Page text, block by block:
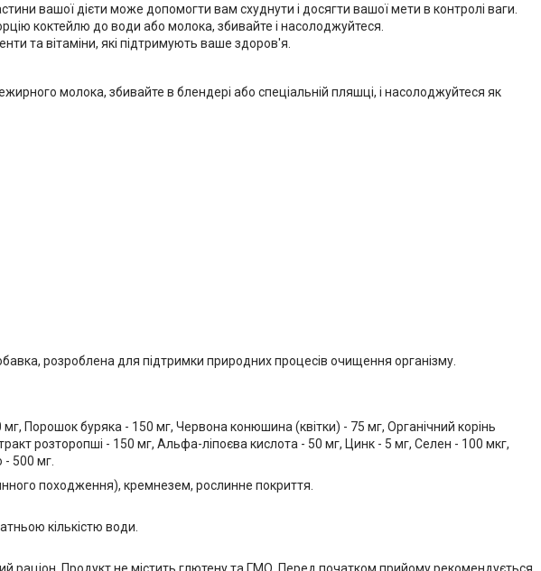
вашої дієти може допомогти вам схуднути і досягти вашої мети в контролі ваги.
коктейлю до води або молока, збивайте і насолоджуйтеся.
та вітаміни, які підтримують ваше здоров'я.
молока, збивайте в блендері або спеціальній пляшці, і насолоджуйтеся як
розроблена для підтримки природних процесів очищення організму.
Порошок буряка - 150 мг, Червона конюшина (квітки) - 75 мг, Органічний корінь
розторопші - 150 мг, Альфа-ліпоєва кислота - 50 мг, Цинк - 5 мг, Селен - 100 мкг,
- 500 мг.
походження), кремнезем, рослинне покриття.
кількістю води.
раціон. Продукт не містить глютену та ГМО. Перед початком прийому рекомендується